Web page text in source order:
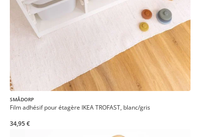
SMÅDORP
Film adhésif pour étagère IKEA TROFAST, blanc/gris
34,95 €